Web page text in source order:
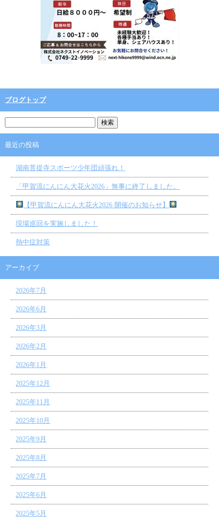
ブログトップ
最近の投稿
湖南菩提寺スポーツ少年団頑張れ！
「甲賀流にんにん大花火2026」無事に終了しました。
【甲賀流にんにん大花火2026 開催のお知らせ】
現場巡回を実施しました！
熱中症対策
アーカイブ
2026年7月
2026年6月
2026年3月
2026年2月
2026年1月
2025年12月
2025年11月
2025年10月
2025年9月
2025年8月
2025年7月
2025年6月
2025年5月